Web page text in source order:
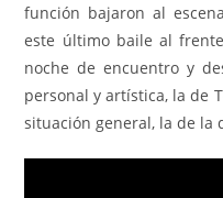
función bajaron al
este último baile al
noche de encuentro y
personal y artística, la de
situación general, la de la